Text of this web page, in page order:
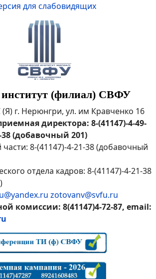
для слабовидящих
институт (филиал) СВФУ
(Я) г. Нерюнгри, ул. им Кравченко 16
директора: 8-(41147)-4-49-
38 (добавочный 201)
8-(41147)-4-21-38 (добавочный
отдела кадров: 8-(41147)-4-21-38
zotovanv@svfu.ru
комиссии: 8(41147)4-72-87, email: